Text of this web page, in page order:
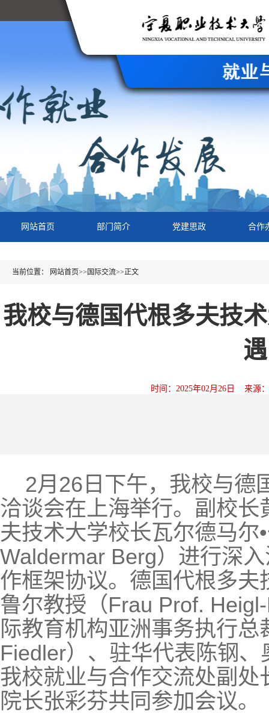
网站首页 部门简介 党建思政 合作
当前位置： 网站首页>> 国际交流>>正文
我校与德国代根多夫技
遇
时间：2025年02月26日 来
2月26日下午，我校与德
洽谈会在上海举行。副校
夫技术大学校长瓦尔德马尔
Waldermar Berg）进行深
作框架协议。德国代根多夫
鲁尔教授（Frau Prof.
际教育机构亚洲事务执行
Fiedler）、驻华代表陈钢
我校就业与合作交流处副
院长张彩芬共同参加会议。